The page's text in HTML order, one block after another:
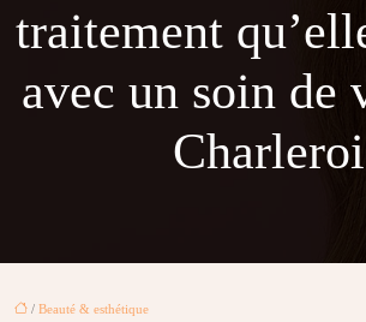
traitement
avec un soin de
Charleroi
/ Beauté & esthétique